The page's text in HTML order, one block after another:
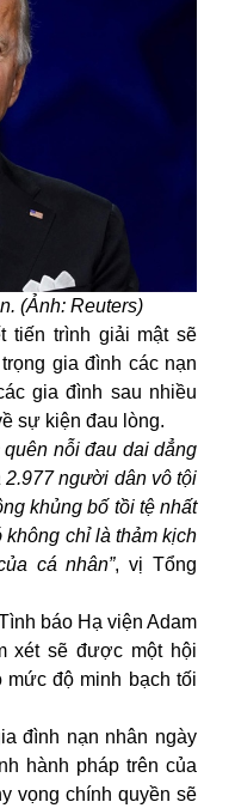
(Ảnh: Reuters)
tiến trình giải mật sẽ
gia đình các nạn
gia đình sau nhiều
sự kiện đau lòng.
nỗi đau dai dẳng
người dân vô tội
khủng bố tồi tệ nhất
chỉ là thảm kịch
cá nhân”, vị Tổng
báo Hạ viện Adam
xét sẽ được một hội
mức độ minh bạch tối
đình nạn nhân ngày
hành pháp trên của
vọng chính quyền sẽ